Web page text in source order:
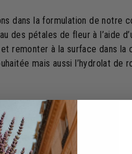
dans la formulation de notre
des pétales de fleur à l’aide
remonter à la surface dans la
mais aussi l’hydrolat de